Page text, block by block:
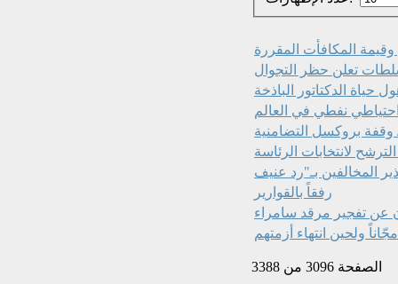
وقيمة المكافأت المقررة
تعلن حظر التجوال
حياة الدكتاتور الباذخة
نفطي في العالم
بروكسل التضامنية‏
لانتخابات الرئاسة
رفقاً بالقوارير
عن تفجير مرقد سامراء
ولحين انتهاء أزمتهم
الصفحة 3096 من 3388